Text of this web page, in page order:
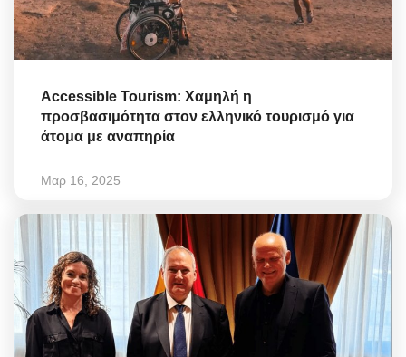
Accessible Tourism: Χαμηλή η
προσβασιμότητα στον ελληνικό τουρισμό για
άτομα με αναπηρία
Μαρ 16, 2025